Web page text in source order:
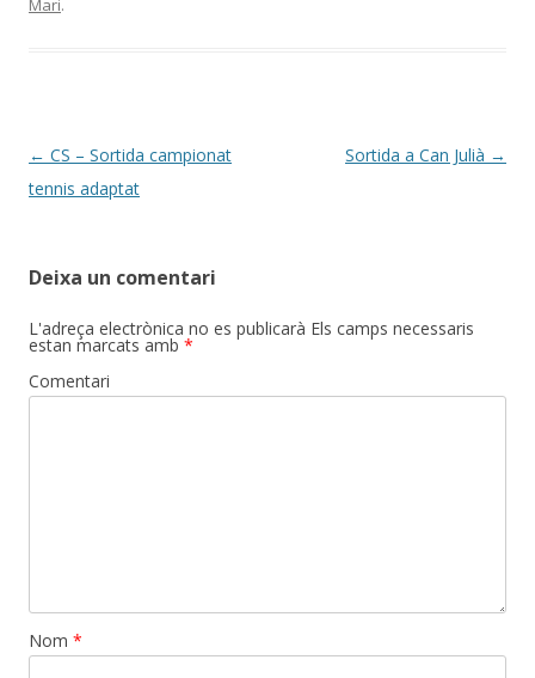
Mari.
Post
navigation
← CS – Sortida campionat
tennis adaptat
Sortida a Can Julià →
Deixa un comentari
L'adreça electrònica no es publicarà Els camps necessaris
estan marcats amb *
Comentari
Nom *